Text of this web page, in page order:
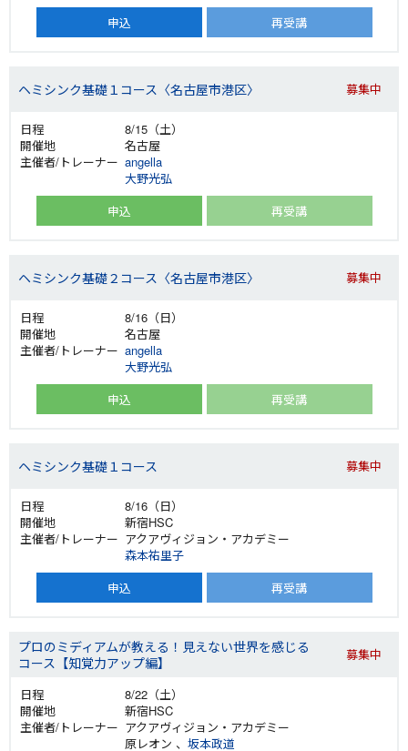
申込
再受講
ヘミシンク基礎１コース〈名古屋市港区〉 募集中
8/15（土）
名古屋
angella
大野光弘
申込
再受講
ヘミシンク基礎２コース〈名古屋市港区〉 募集中
8/16（日）
名古屋
angella
大野光弘
申込
再受講
ヘミシンク基礎１コース 募集中
8/16（日）
新宿HSC
アクアヴィジョン・アカデミー
森本祐里子
申込
再受講
プロのミディアムが教える！見えない世界を感じる
コース【知覚力アップ編】
募集中
8/22（土）
新宿HSC
アクアヴィジョン・アカデミー
原レオン 、 坂本政道